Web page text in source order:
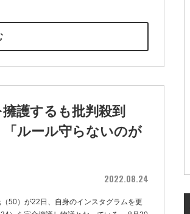
護するも批判殺到
「ルール守らないのが
2022.08.24
50）が22日、自身のインスタグラムを更